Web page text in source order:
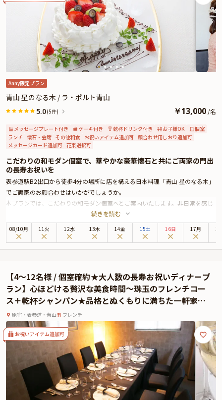
仕立て、自由で独創的なイタリア料理に昇華させた“Cucina Natura”を心ゆく
までお楽しみください。ミシュランに並ぶイタリアンのグルメ格付けガイド
「GAMBERO ROSSO」も認める、実力派イタリアン「Ristorante Italiano
Etruschi」が、記憶に残る美食のひとときをお届けいたします。
★とっておきの演出が叶うオプション★
「Ristorante Italiano Etruschi」のお祝いプランでは、花束のご手配や、Anny
限定のメッセージカード、ギフトをオプションとしてお付けすることができま
す。メッセージカードは着席時に、ギフトはデザートタイムにご予約主様にお
渡し致しますので、サプライズ演出にお役立てください。とっておきのお祝い
シーンを心を込めてお手伝いいたします。
Anny限定プラン
青山 星のなる木 / ラ・ポルト青山
5.0(5件) ￥13,000 /名
メッセージプレート付き ケーキ付き 乾杯ドリンク付き お子様OK
個室
ランチ 懐石・会席 その他和食 お祝いアイテム追加可 顔合わせ用しおり追加可
メッセージカード追加可 花束選択可
こだわりの和モダン個室で、華やかな豪華懐石と共にご両家の門出
の長寿お祝いを
表参道駅B2出口から徒歩4分の場所に店を構える日本料理「青山 星のなる木」
でご両家のお顔合わせはいかがでしょうか。
本プランでは、こだわりの和モダン個室へとご案内いたします。非日常を感じ
られる華やかさや上品さが調和された瀟洒な空間は、ご両家の親睦を深めるに
はうってつけです。
乾杯酒をご用意しておりますので、お料理をお待ちいただく間、みなさんでお
作る自家製生ケーキなど、見た目にも美しい逸品の数々を存分にご堪能くださ
い。
大人の上質な空間と華やかな懐石料理、気持ちの良い丁寧な接客で門出のお祝
いを全力でサポートいたします。
ご両家とお二人にとって思い出に残る特別なひと時をお過ごしください。
★本プランでは、有料オプションで、サプライズにぴったりな花束・ギフト・
カスタマイズ可能なメッセージカードなどをお付けすることが出来ます。メッ
セージカードは着席時に、花束やギフトはデザートタイムにご予約主様にお渡
し致しますので、サプライズにお役立てください。詳しくは本ページ中段の
「お祝いアイテム」の欄で、ご選択頂けます。
続きを読む
08/10月 11火 12水 13木 14金 15土 16日 17月
【4〜12名様 / 個室確約★大人数の長寿お祝いディナープ
ラン】心ほどける贅沢な美食時間〜珠玉のフレンチコー
ス＋乾杯シャンパン★品格とぬくもりに満ちた一軒家レ
ストラン〜表参道駅徒歩1分
原宿・表参道・青山 フレンチ
お祝いアイテム追加可